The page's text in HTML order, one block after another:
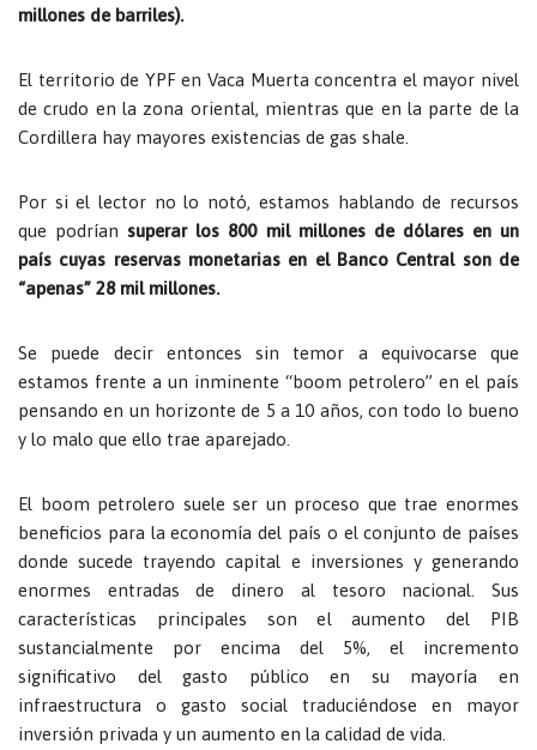
millones de barriles).
El territorio de YPF en Vaca Muerta concentra el mayor nivel
de crudo en la zona oriental, mientras que en la parte de la
Cordillera hay mayores existencias de gas shale.
Por si el lector no lo notó, estamos hablando de recursos
que podrían superar los 800 mil millones de dólares en un
país cuyas reservas monetarias en el Banco Central son de
“apenas” 28 mil millones.
Se puede decir entonces sin temor a equivocarse que
estamos frente a un inminente “boom petrolero” en el país
pensando en un horizonte de 5 a 10 años, con todo lo bueno
y lo malo que ello trae aparejado.
El boom petrolero suele ser un proceso que trae enormes
beneficios para la economía del país o el conjunto de países
donde sucede trayendo capital e inversiones y generando
enormes entradas de dinero al tesoro nacional. Sus
características principales son el aumento del PIB
sustancialmente por encima del 5%, el incremento
significativo del gasto público en su mayoría en
infraestructura o gasto social traduciéndose en mayor
inversión privada y un aumento en la calidad de vida.